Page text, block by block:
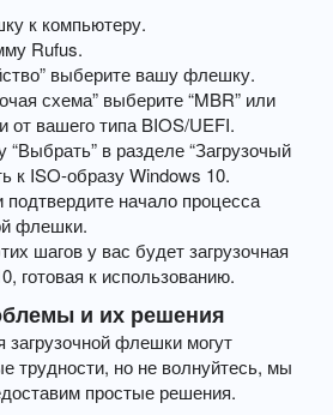
к компьютеру.
Rufus.
выберите вашу флешку.
схема” выберите “MBR” или
от вашего типа BIOS/UEFI.
в разделе “Загрузочый
к ISO-образу Windows 10.
подтвердите начало процесса
флешки.
шагов у вас будет загрузочная
готовая к использованию.
и их решения
загрузочной флешки могут
трудности, но не волнуйтесь, мы
простые решения.